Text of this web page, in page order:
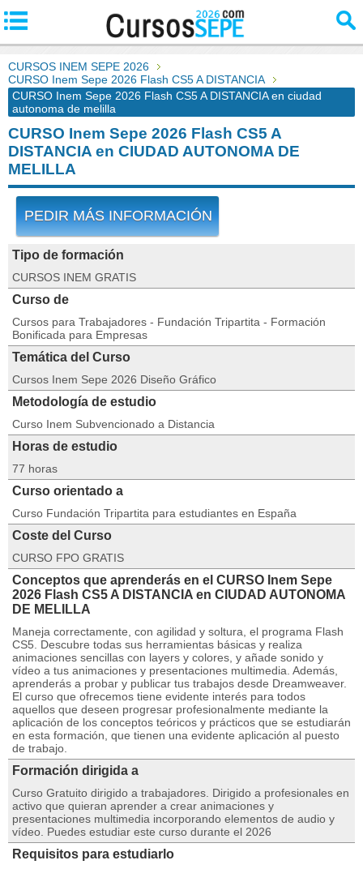
CURSOS INEM SEPE 2026
CURSO Inem Sepe 2026 Flash CS5 A DISTANCIA
CURSO Inem Sepe 2026 Flash CS5 A DISTANCIA en ciudad
autonoma de melilla
CURSO Inem Sepe 2026 Flash CS5 A
DISTANCIA en CIUDAD AUTONOMA DE
MELILLA
PEDIR MÁS INFORMACIÓN
Tipo de formación
CURSOS INEM GRATIS
Curso de
Cursos para Trabajadores - Fundación Tripartita - Formación
Bonificada para Empresas
Temática del Curso
Cursos Inem Sepe 2026 Diseño Gráfico
Metodología de estudio
Curso Inem Subvencionado a Distancia
Horas de estudio
77 horas
Curso orientado a
Curso Fundación Tripartita para estudiantes en España
Coste del Curso
CURSO FPO GRATIS
Conceptos que aprenderás en el CURSO Inem Sepe
2026 Flash CS5 A DISTANCIA en CIUDAD AUTONOMA
DE MELILLA
Maneja correctamente, con agilidad y soltura, el programa Flash
CS5. Descubre todas sus herramientas básicas y realiza
animaciones sencillas con layers y colores, y añade sonido y
vídeo a tus animaciones y presentaciones multimedia. Además,
aprenderás a probar y publicar tus trabajos desde Dreamweaver.
El curso que ofrecemos tiene evidente interés para todos
aquellos que deseen progresar profesionalmente mediante la
aplicación de los conceptos teóricos y prácticos que se estudiarán
en esta formación, que tienen una evidente aplicación al puesto
de trabajo.
Formación dirigida a
Curso Gratuito dirigido a trabajadores. Dirigido a profesionales en
activo que quieran aprender a crear animaciones y
presentaciones multimedia incorporando elementos de audio y
vídeo. Puedes estudiar este curso durante el 2026
Requisitos para estudiarlo